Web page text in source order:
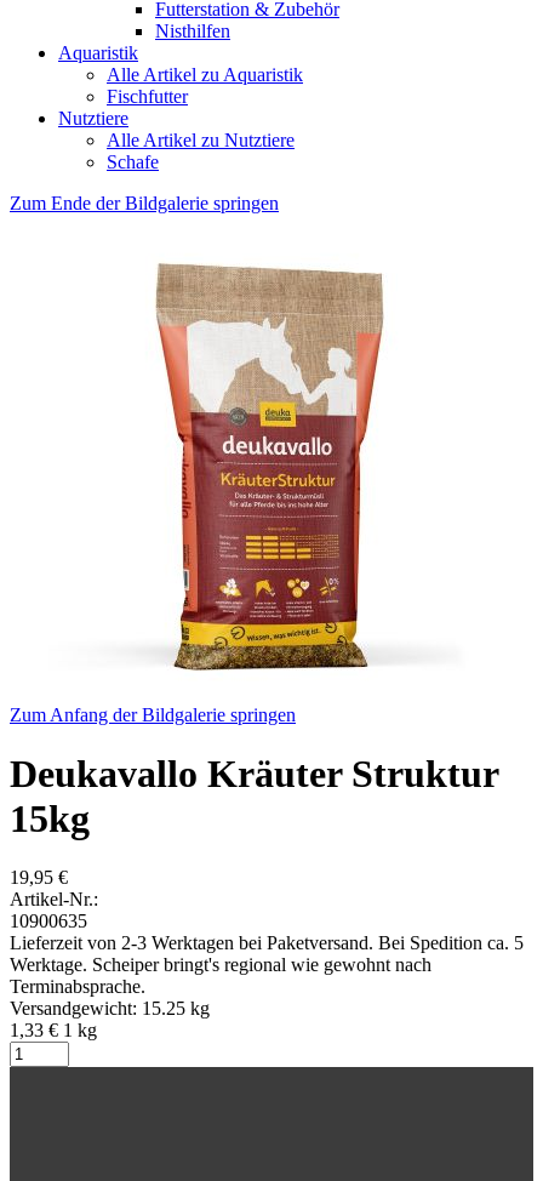
Futterstation & Zubehör
Nisthilfen
Aquaristik
Alle Artikel zu Aquaristik
Fischfutter
Nutztiere
Alle Artikel zu Nutztiere
Schafe
Zum Ende der Bildgalerie springen
Zum Anfang der Bildgalerie springen
Deukavallo Kräuter Struktur
15kg
19,95 €
Artikel-Nr.:
10900635
Lieferzeit von 2-3 Werktagen bei Paketversand. Bei Spedition ca. 5
Werktage. Scheiper bringt's regional wie gewohnt nach
Terminabsprache.
Versandgewicht: 15.25 kg
1,33 € 1 kg